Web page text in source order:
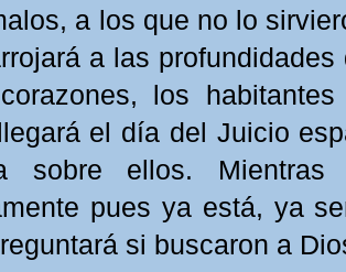
a los que no lo
a las
los
el día del Juicio
sobre ellos.
pues ya está, ya
si buscaron a